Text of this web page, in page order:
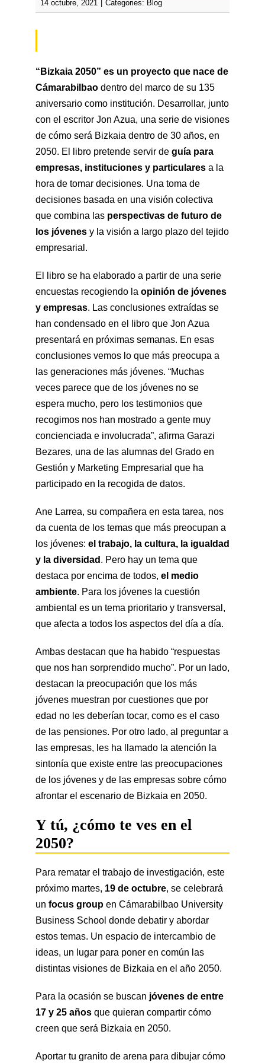
Acceso Aula Virtual
14 octubre, 2021 | Categories: Blog
“Bizkaia 2050” es un proyecto que nace de
Cámarabilbao dentro del marco de su 135
aniversario como institución. Desarrollar, junto
con el escritor Jon Azua, una serie de visiones
de cómo será Bizkaia dentro de 30 años, en
2050. El libro pretende servir de guía para
empresas, instituciones y particulares a la
hora de tomar decisiones. Una toma de
decisiones basada en una visión colectiva
que combina las perspectivas de futuro de
los jóvenes y la visión a largo plazo del tejido
empresarial.
El libro se ha elaborado a partir de una serie
encuestas recogiendo la opinión de jóvenes
y empresas. Las conclusiones extraídas se
han condensado en el libro que Jon Azua
presentará en próximas semanas. En esas
conclusiones vemos lo que más preocupa a
las generaciones más jóvenes. “Muchas
veces parece que de los jóvenes no se
espera mucho, pero los testimonios que
recogimos nos han mostrado a gente muy
concienciada e involucrada”, afirma Garazi
Bezares, una de las alumnas del Grado en
Gestión y Marketing Empresarial que ha
participado en la recogida de datos.
Ane Larrea, su compañera en esta tarea, nos
da cuenta de los temas que más preocupan a
los jóvenes: el trabajo, la cultura, la igualdad
y la diversidad . Pero hay un tema que
destaca por encima de todos, el medio
ambiente. Para los jóvenes la cuestión
ambiental es un tema prioritario y transversal,
que afecta a todos los aspectos del día a día.
Ambas destacan que ha habido “respuestas
que nos han sorprendido mucho”. Por un lado,
destacan la preocupación que los más
jóvenes muestran por cuestiones que por
edad no les deberían tocar, como es el caso
de las pensiones. Por otro lado, al preguntar a
las empresas, les ha llamado la atención la
sintonía que existe entre las preocupaciones
de los jóvenes y de las empresas sobre cómo
afrontar el escenario de Bizkaia en 2050.
Y tú, ¿cómo te ves en el
2050?
Para rematar el trabajo de investigación, este
próximo martes, 19 de octubre, se celebrará
un focus group en Cámarabilbao University
Business School donde debatir y abordar
estos temas. Un espacio de intercambio de
ideas, un lugar para poner en común las
distintas visiones de Bizkaia en el año 2050.
Para la ocasión se buscan jóvenes de entre
17 y 25 años que quieran compartir cómo
creen que será Bizkaia en 2050.
Aportar tu granito de arena para dibujar cómo